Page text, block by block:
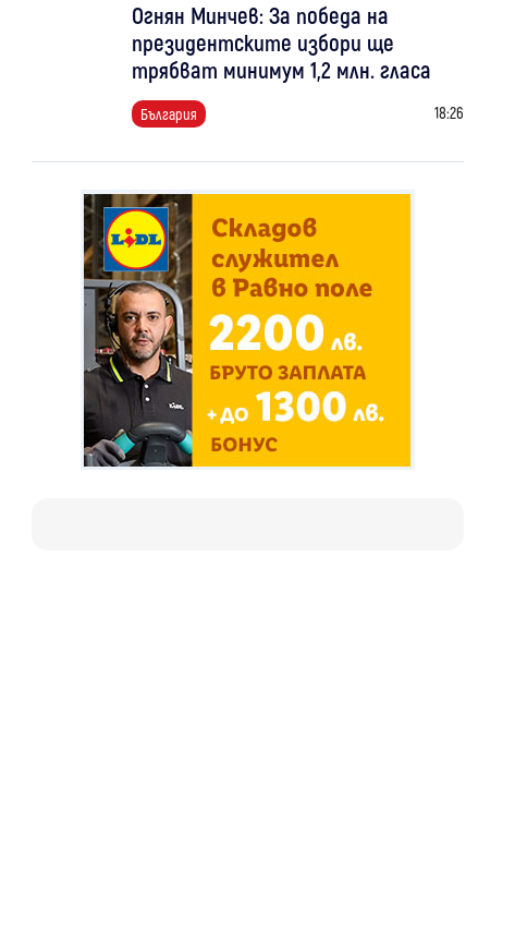
Огнян Минчев: За победа на
президентските избори ще
трябват минимум 1,2 млн. гласа
България 18:26